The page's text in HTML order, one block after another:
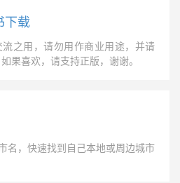
下载
之用，请勿用作商业用途，并请
果喜欢，请支持正版，谢谢。
名，快速找到自己本地或周边城市